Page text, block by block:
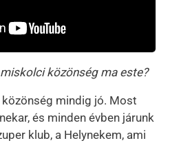
közönség ma este?
mindig jó. Most
és minden évben járunk
klub, a Helynekem, ami